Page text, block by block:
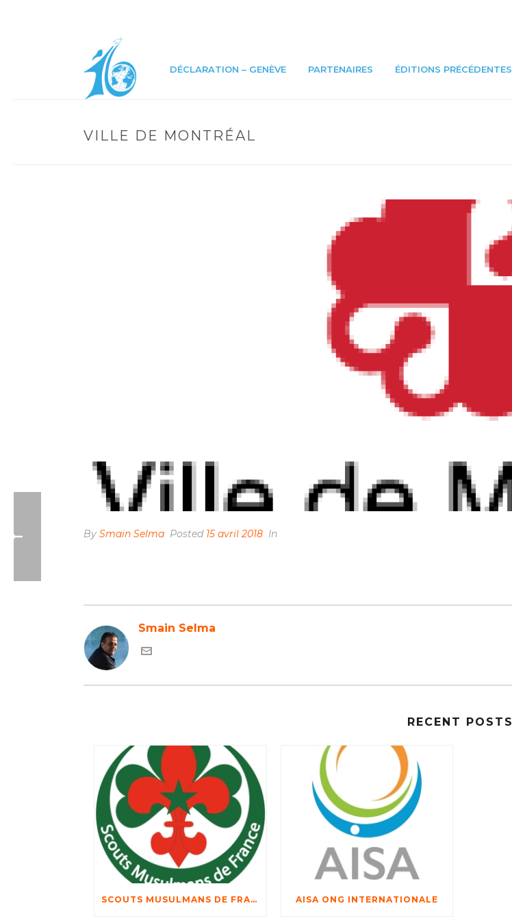
DÉCLARATION – GENÈVE PARTENAIRES ÉDITIONS PRÉCÉDENTES
VILLE DE MONTRÉAL
By Smain Selma Posted 15 avril 2018 In
Smain Selma
RECENT POSTS
SCOUTS MUSULMANS DE FRANCE AISA ONG INTERNATIONALE